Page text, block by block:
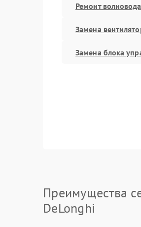
Ремонт волновода
Замена
Замена блока
Преимущества
DeLonghi